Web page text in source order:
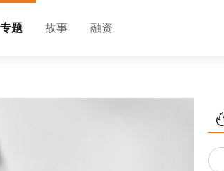
专题 故事 融资